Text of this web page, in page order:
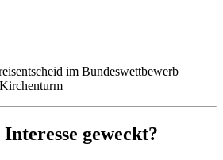
im Bundeswettbewerb
geweckt?